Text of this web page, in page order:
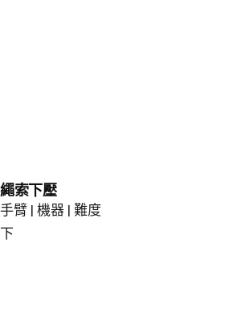
繩索下壓
手臂 | 機器 | 難度
下